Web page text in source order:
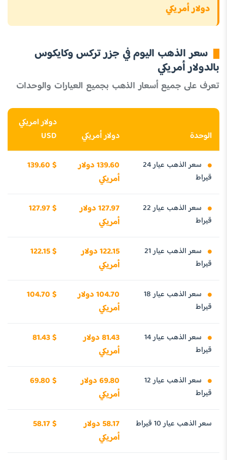
دولار أمريكي
سعر الذهب اليوم في جزر تركس وكايكوس
بالدولار أمريكي
تعرف على جميع أسعار الذهب بجميع العيارات والوحدات
الوحدة دولار أمريكي
دولار امريكي
USD
سعر الذهب عيار 24
قيراط
139.60 دولار
أمريكي
139.60 $
سعر الذهب عيار 22
قيراط
127.97 دولار
أمريكي
127.97 $
سعر الذهب عيار 21
قيراط
122.15 دولار
أمريكي
122.15 $
سعر الذهب عيار 18
قيراط
104.70 دولار
أمريكي
104.70 $
سعر الذهب عيار 14
قيراط
81.43 دولار
أمريكي
81.43 $
سعر الذهب عيار 12
قيراط
69.80 دولار
أمريكي
69.80 $
سعر الذهب عيار 10 قيراط
58.17 دولار
أمريكي
58.17 $